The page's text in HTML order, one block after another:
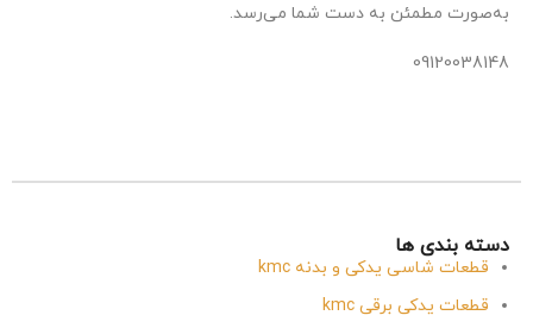
به‌صورت مطمئن به دست شما می‌رسد.
09120038148
دسته بندی ها
قطعات شاسی یدکی و بدنه kmc
قطعات یدکی برقی kmc